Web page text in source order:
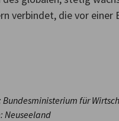
New Zealand
verbindet, die vor einer
Bundesministerium für
: Neuseeland